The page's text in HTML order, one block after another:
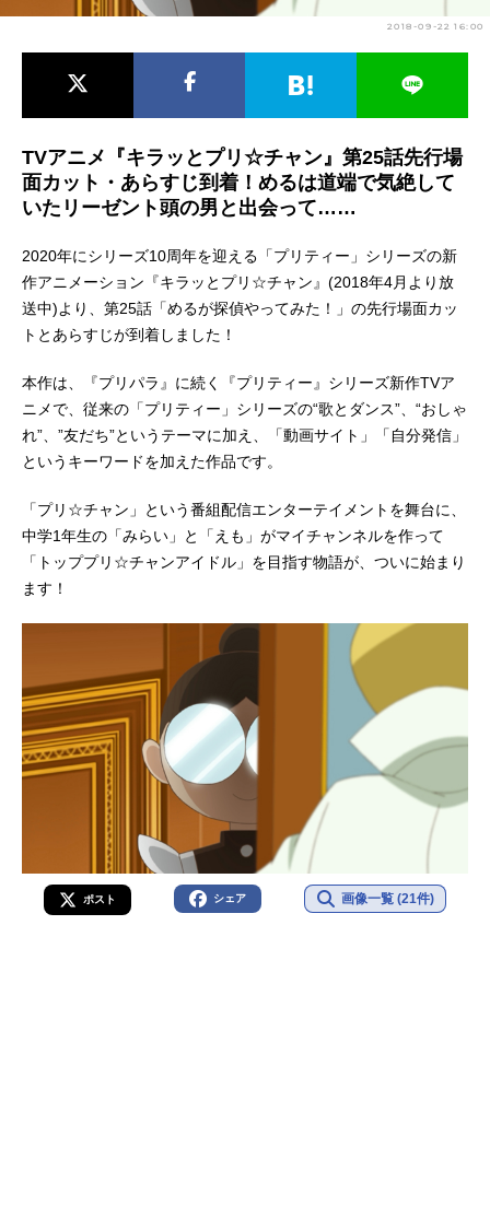
秋アニメ 冬アニメ
FOLLOW US
2018-09-22 16:00
TVアニメ『キラッとプリ☆チャン』第25話先行場
面カット・あらすじ到着！めるは道端で気絶して
いたリーゼント頭の男と出会って……
2020年にシリーズ10周年を迎える「プリティー」シリーズの新
作アニメーション『キラッとプリ☆チャン』(2018年4月より放
送中)より、第25話「めるが探偵やってみた！」の先行場面カッ
トとあらすじが到着しました！
本作は、『プリパラ』に続く『プリティー』シリーズ新作TVア
ニメで、従来の「プリティー」シリーズの“歌とダンス”、“おしゃ
れ”、”友だち”というテーマに加え、「動画サイト」「自分発信」
というキーワードを加えた作品です。
「プリ☆チャン」という番組配信エンターテイメントを舞台に、
中学1年生の「みらい」と「えも」がマイチャンネルを作って
「トッププリ☆チャンアイドル」を目指す物語が、ついに始まり
ます！
ポスト シェア 画像一覧 (21件)